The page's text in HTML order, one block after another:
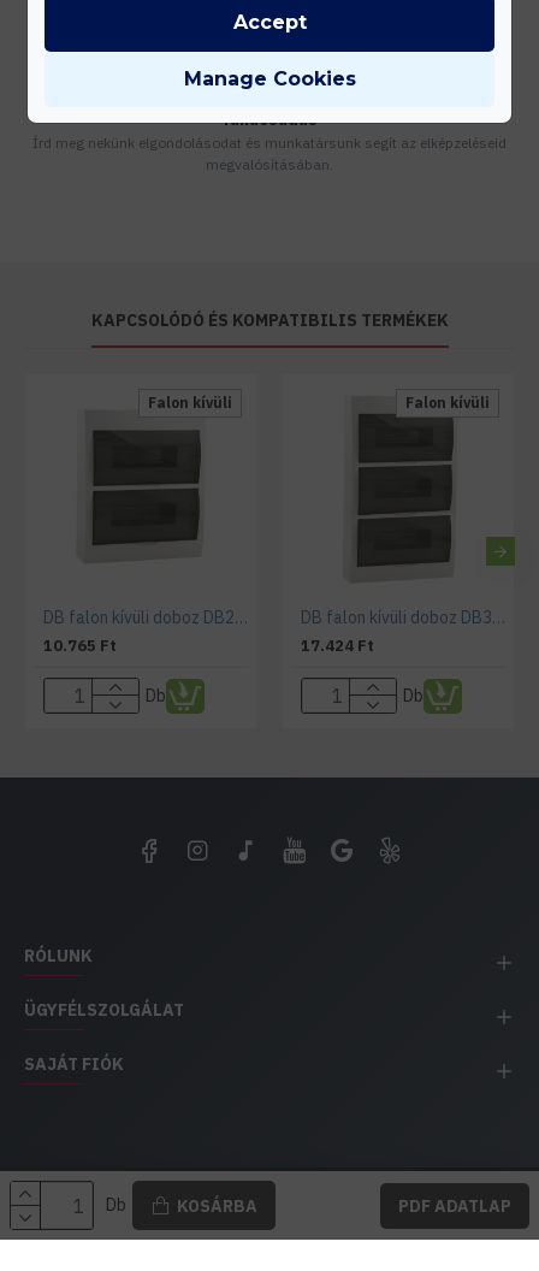
Db KOSÁRBA PDF ADATLAP
Készleten lévő termékeinket akár 24 órán belül megkaphatod!
Tanácsadás
Írd meg nekünk elgondolásodat és munkatársunk segít az elképzeléseid
megvalósításában.
KAPCSOLÓDÓ ÉS KOMPATIBILIS TERMÉKEK
Falon kívüli
DB falon kívüli doboz DB212S 2X12P/SMD
10.765 Ft
Db
Falon kívüli
DB falon kívüli doboz DB312S 3x12P/SMD
17.424 Ft
Db
RÓLUNK
ÜGYFÉLSZOLGÁLAT
SAJÁT FIÓK
EH IMPEX / Copyright © 1991-2025 Energia Háza
Manage Cookies
Accept